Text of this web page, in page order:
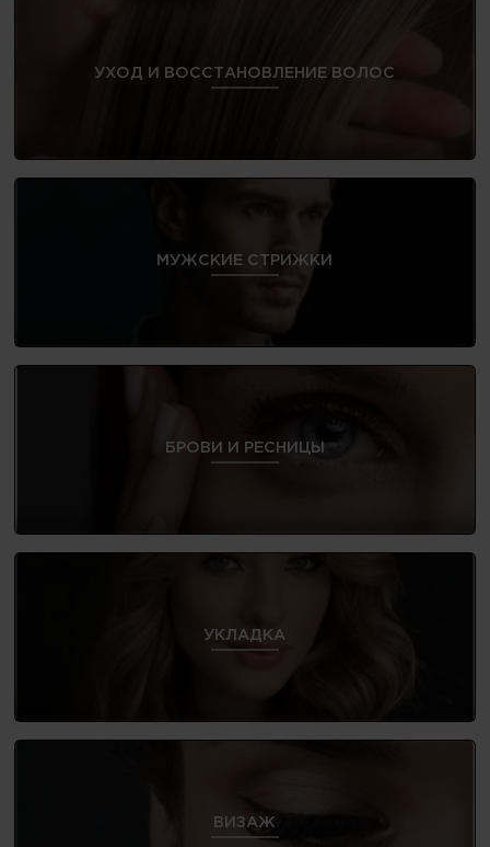
УХОД И ВОССТАНОВЛЕНИЕ ВОЛОС
МУЖСКИЕ СТРИЖКИ
БРОВИ И РЕСНИЦЫ
УКЛАДКА
ВИЗАЖ